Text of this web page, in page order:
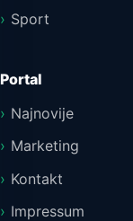
Sport
Portal
Najnovije
Marketing
Kontakt
Impressum